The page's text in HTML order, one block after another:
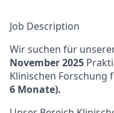
Job Description
Wir suchen für
November 2025
Klinischen Forschung
6 Monate).